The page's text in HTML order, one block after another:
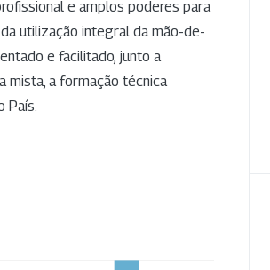
e amplos poderes para
utilização integral da mão-de-
e facilitado, junto a
mista, a formação técnica
País.